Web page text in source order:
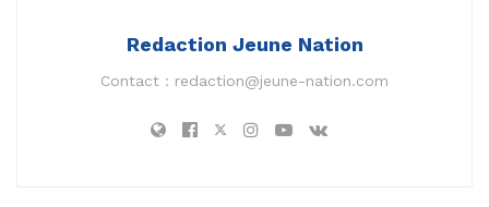
Redaction Jeune Nation
Contact : redaction@jeune-nation.com